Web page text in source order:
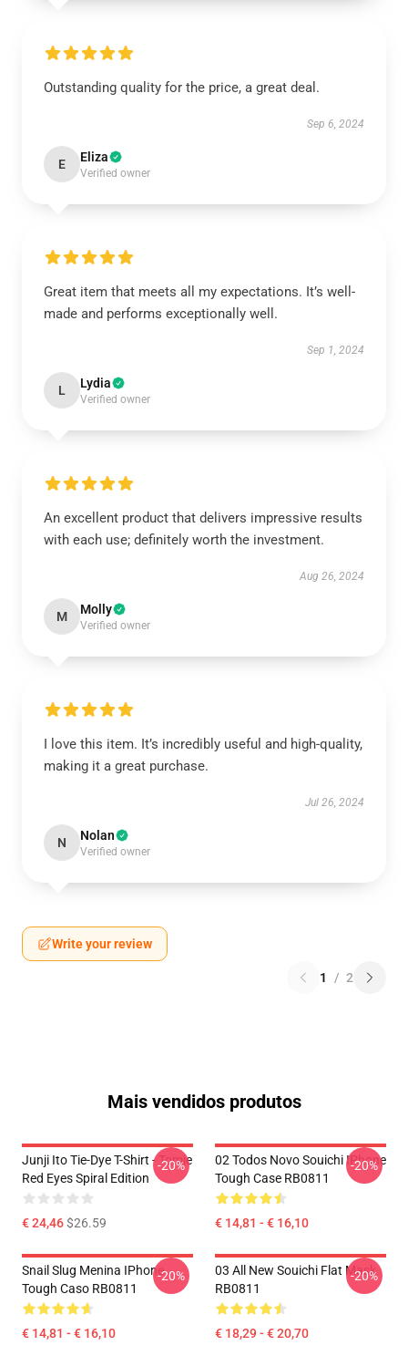
Outstanding quality for the price, a great deal.
Sep 6, 2024
E Eliza
Verified owner
Great item that meets all my expectations. It’s well-
made and performs exceptionally well.
Sep 1, 2024
L Lydia
Verified owner
An excellent product that delivers impressive results
with each use; definitely worth the investment.
Aug 26, 2024
M Molly
Verified owner
I love this item. It’s incredibly useful and high-quality,
making it a great purchase.
Jul 26, 2024
N Nolan
Verified owner
Write your review
1 / 2
Mais vendidos produtos
Junji Ito Tie-Dye T-Shirt - Tomie
Red Eyes Spiral Edition
€ 24,46$26.59
-20%
02 Todos Novo Souichi IPhone
Tough Case RB0811
€ 14,81 - € 16,10
-20%
Snail Slug Menina IPhone
Tough Caso RB0811
€ 14,81 - € 16,10
-20%
03 All New Souichi Flat Mask
RB0811
€ 18,29 - € 20,70
-20%